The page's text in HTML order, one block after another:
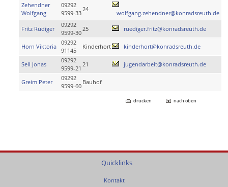
Zehendner
Wolfgang
09292
9599-33
24
wolfgang.zehendner@konradsreuth.de
Fritz Rüdiger
09292
9599-30
25 ruediger.fritz@konradsreuth.de
Horn Viktoria
09292
91145
Kinderhort kinderhort@konradsreuth.de
Sell Jonas
09292
9599-21
21 jugendarbeit@konradsreuth.de
Greim Peter
09292
9599-60
Bauhof
drucken nach oben
Quicklinks
Kontakt